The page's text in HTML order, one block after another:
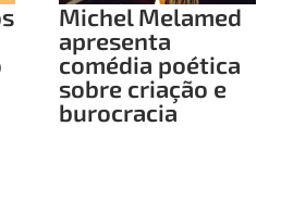
Michel Melamed
apresenta
comédia poética
sobre criação e
burocracia